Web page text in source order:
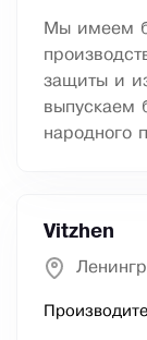
Мы имеем
защиты и
выпускаем
народного
Vitzhen